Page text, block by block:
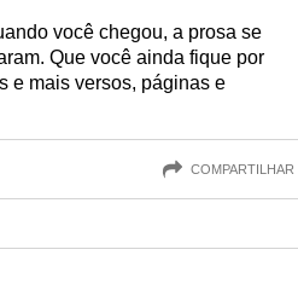
você chegou, a prosa se
Que você ainda fique por
e mais versos, páginas e
COMPARTILHAR